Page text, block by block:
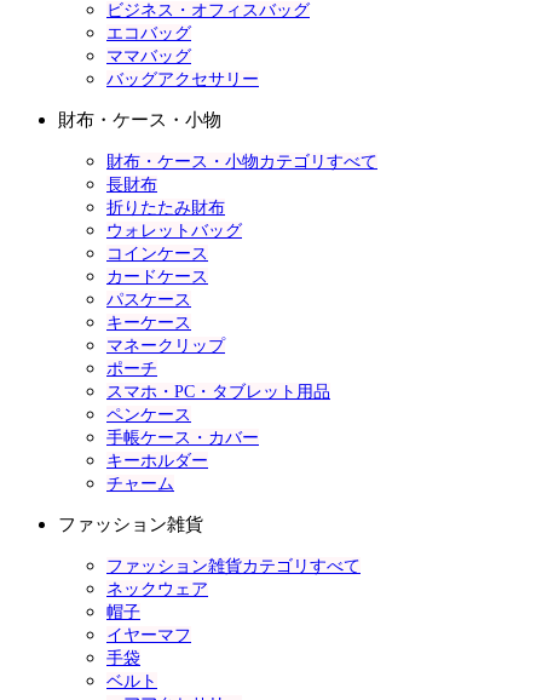
ビジネス・オフィスバッグ
エコバッグ
ママバッグ
バッグアクセサリー
財布・ケース・小物
財布・ケース・小物カテゴリすべて
長財布
折りたたみ財布
ウォレットバッグ
コインケース
カードケース
パスケース
キーケース
マネークリップ
ポーチ
スマホ・PC・タブレット用品
ペンケース
手帳ケース・カバー
キーホルダー
チャーム
ファッション雑貨
ファッション雑貨カテゴリすべて
ネックウェア
帽子
イヤーマフ
手袋
ベルト